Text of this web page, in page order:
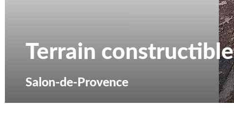
Terrain constructible
Salon-de-Provence